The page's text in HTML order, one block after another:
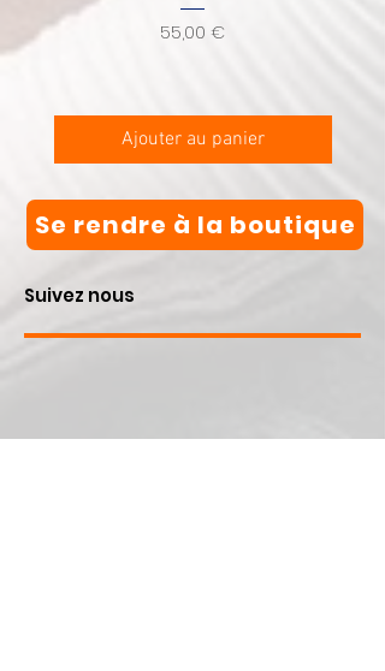
Prix
55,00 €
Ajouter au panier
Se rendre à la boutique
Suivez nous